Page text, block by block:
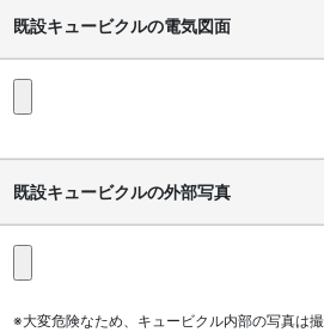
既設キュービクルの電気図面
既設キュービクルの外部写真
※大変危険なため、キュービクル内部の写真は